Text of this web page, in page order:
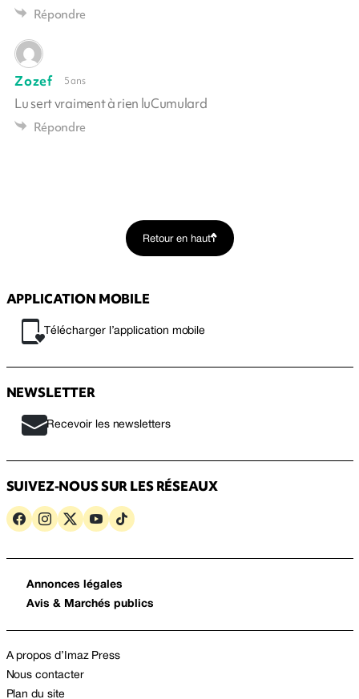
Répondre
Zozef 5 ans
Lu sert vraiment à rien luCumulard
Répondre
Retour en haut
APPLICATION MOBILE
Télécharger l’application mobile
NEWSLETTER
Recevoir les newsletters
SUIVEZ-NOUS SUR LES RÉSEAUX
Annonces légales
Avis & Marchés publics
A propos d’Imaz Press
Nous contacter
Plan du site